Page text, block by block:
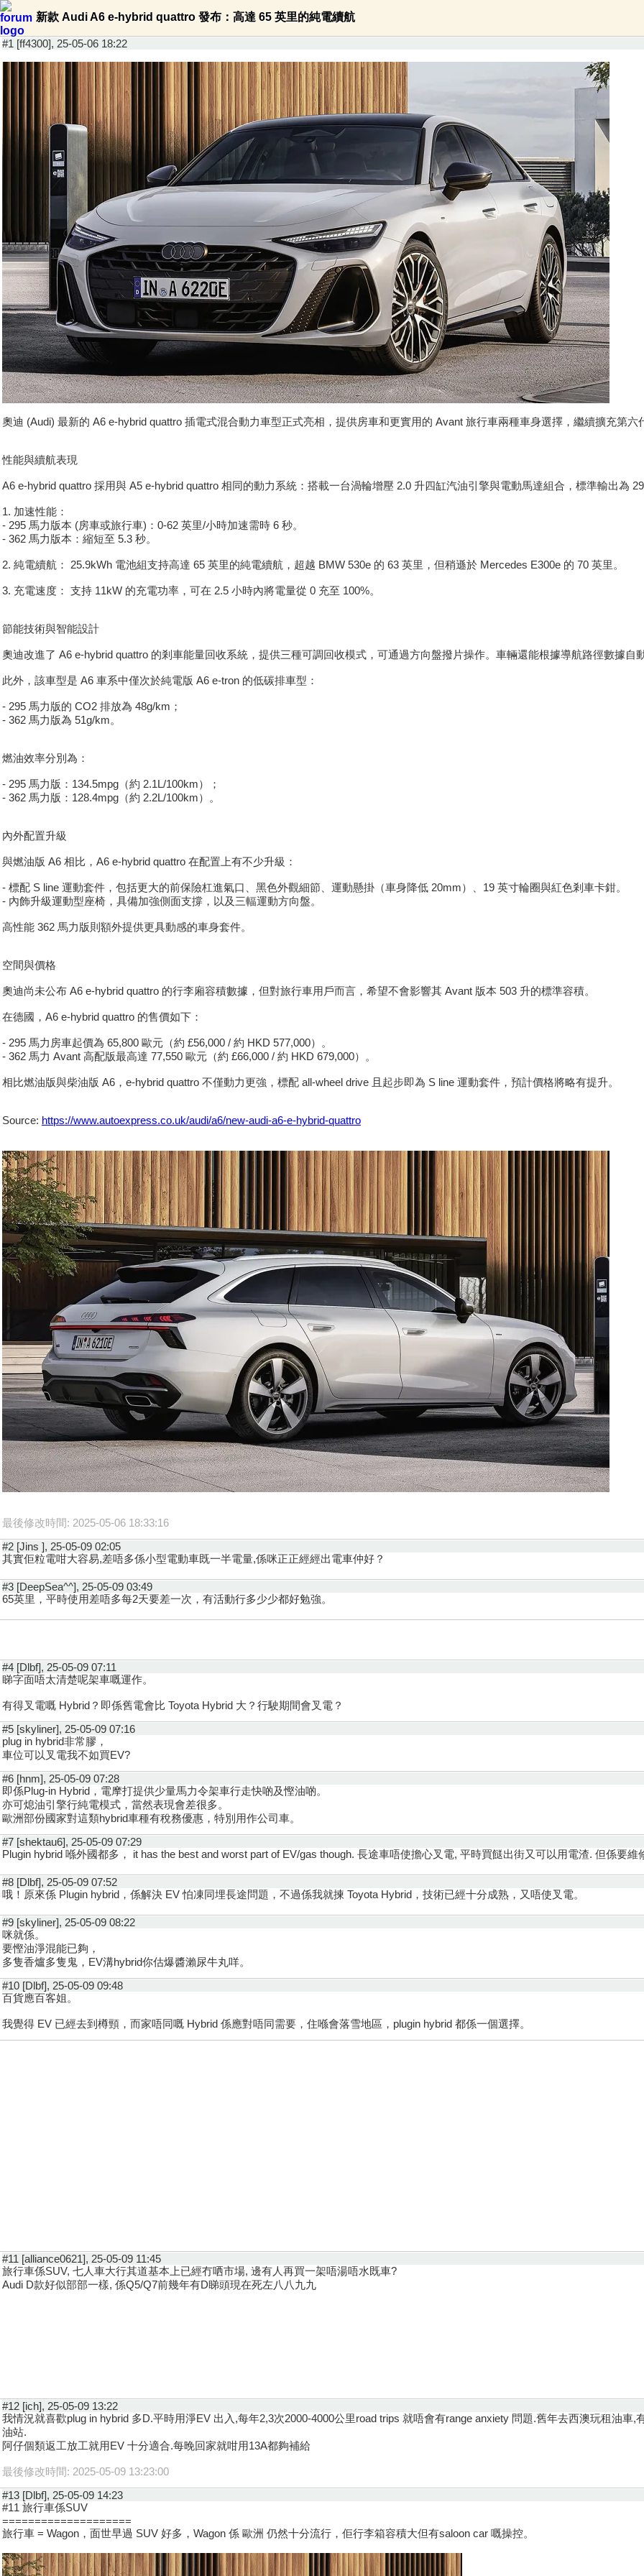
新款 Audi A6 e-hybrid quattro 發布：高達 65 英里的純電續航
#1 [ff4300], 25-05-06 18:22
奧迪 (Audi) 最新的 A6 e-hybrid quattro 插電式混合動力車型正式亮相，提供房車和更實用的 Avant 旅行車兩種車身選擇，繼續擴充第六
性能與續航表現
A6 e-hybrid quattro 採用與 A5 e-hybrid quattro 相同的動力系統：搭載一台渦輪增壓 2.0 升四缸汽油引擎與電動馬達組合，標準輸出為
1. 加速性能：
- 295 馬力版本 (房車或旅行車)：0-62 英里/小時加速需時 6 秒。
- 362 馬力版本：縮短至 5.3 秒。
2. 純電續航： 25.9kWh 電池組支持高達 65 英里的純電續航，超越 BMW 530e 的 63 英里，但稍遜於 Mercedes E300e 的 70 英里。
3. 充電速度： 支持 11kW 的充電功率，可在 2.5 小時內將電量從 0 充至 100%。
節能技術與智能設計
奧迪改進了 A6 e-hybrid quattro 的剎車能量回收系統，提供三種可調回收模式，可通過方向盤撥片操作。車輛還能根據導航路徑數據自
此外，該車型是 A6 車系中僅次於純電版 A6 e-tron 的低碳排車型：
- 295 馬力版的 CO2 排放為 48g/km；
- 362 馬力版為 51g/km。
燃油效率分別為：
- 295 馬力版：134.5mpg（約 2.1L/100km）；
- 362 馬力版：128.4mpg（約 2.2L/100km）。
內外配置升級
與燃油版 A6 相比，A6 e-hybrid quattro 在配置上有不少升級：
- 標配 S line 運動套件，包括更大的前保險杠進氣口、黑色外觀細節、運動懸掛（車身降低 20mm）、19 英寸輪圈與紅色剎車卡鉗。
- 內飾升級運動型座椅，具備加強側面支撐，以及三輻運動方向盤。
高性能 362 馬力版則額外提供更具動感的車身套件。
空間與價格
奧迪尚未公布 A6 e-hybrid quattro 的行李廂容積數據，但對旅行車用戶而言，希望不會影響其 Avant 版本 503 升的標準容積。
在德國，A6 e-hybrid quattro 的售價如下：
- 295 馬力房車起價為 65,800 歐元（約 £56,000 / 約 HKD 577,000）。
- 362 馬力 Avant 高配版最高達 77,550 歐元（約 £66,000 / 約 HKD 679,000）。
相比燃油版與柴油版 A6，e-hybrid quattro 不僅動力更強，標配 all-wheel drive 且起步即為 S line 運動套件，預計價格將略有提升。
Source: https://www.autoexpress.co.uk/audi/a6/new-audi-a6-e-hybrid-quattro
最後修改時間: 2025-05-06 18:33:16
#2 [Jins ], 25-05-09 02:05
其實佢粒電咁大容易,差唔多係小型電動車既一半電量,係咪正正經經出電車仲好？
#3 [DeepSea^^], 25-05-09 03:49
65英里，平時使用差唔多每2天要差一次，有活動行多少少都好勉強。
#4 [Dlbf], 25-05-09 07:11
睇字面唔太清楚呢架車嘅運作。
有得叉電嘅 Hybrid？即係舊電會比 Toyota Hybrid 大？行駛期間會叉電？
#5 [skyliner], 25-05-09 07:16
plug in hybrid非常膠，
車位可以叉電我不如買EV?
#6 [hnm], 25-05-09 07:28
即係Plug-in Hybrid，電摩打提供少量馬力令架車行走快啲及慳油啲。
亦可熄油引擎行純電模式，當然表現會差很多。
歐洲部份國家對這類hybrid車種有稅務優惠，特別用作公司車。
#7 [shektau6], 25-05-09 07:29
Plugin hybrid 喺外國都多， it has the best and worst part of EV/gas though. 長途車唔使擔心叉電, 平時買餸出街又可以用電渣. 但係要維
#8 [Dlbf], 25-05-09 07:52
哦！原來係 Plugin hybrid，係解決 EV 怕凍同埋長途問題，不過係我就揀 Toyota Hybrid，技術已經十分成熟，又唔使叉電。
#9 [skyliner], 25-05-09 08:22
咪就係。
要慳油淨混能已夠，
多隻香爐多隻鬼，EV溝hybrid你估爆醬瀨尿牛丸咩。
#10 [Dlbf], 25-05-09 09:48
百貨應百客姐。
我覺得 EV 已經去到樽頸，而家唔同嘅 Hybrid 係應對唔同需要，住喺會落雪地區，plugin hybrid 都係一個選擇。
#11 [alliance0621], 25-05-09 11:45
旅行車係SUV, 七人車大行其道基本上已經冇哂市場, 邊有人再買一架唔湯唔水既車?
Audi D款好似部部一樣, 係Q5/Q7前幾年有D睇頭現在死左八八九九
#12 [ich], 25-05-09 13:22
我情況就喜歡plug in hybrid 多D.平時用淨EV 出入,每年2,3次2000-4000公里road trips 就唔會有range anxiety 問題.舊年去西澳玩租油
油站.
阿仔個類返工放工就用EV 十分適合.每晚回家就咁用13A都夠補給
最後修改時間: 2025-05-09 13:23:00
#13 [Dlbf], 25-05-09 14:23
#11 旅行車係SUV
====================
旅行車 = Wagon，面世早過 SUV 好多，Wagon 係 歐洲 仍然十分流行，佢行李箱容積大但有saloon car 嘅操控。